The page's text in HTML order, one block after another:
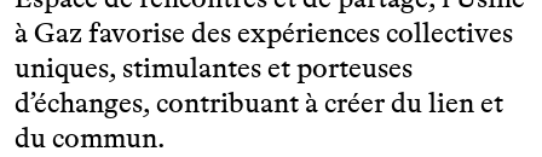
à Gaz favorise des expériences collectives
uniques, stimulantes et porteuses
d’échanges, contribuant à créer du lien et
du commun.